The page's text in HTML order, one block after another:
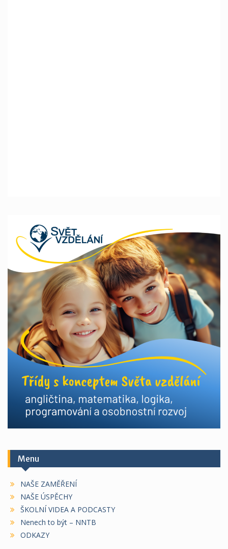
Menu
NAŠE ZAMĚŘENÍ
NAŠE ÚSPĚCHY
ŠKOLNÍ VIDEA A PODCASTY
Nenech to být – NNTB
ODKAZY